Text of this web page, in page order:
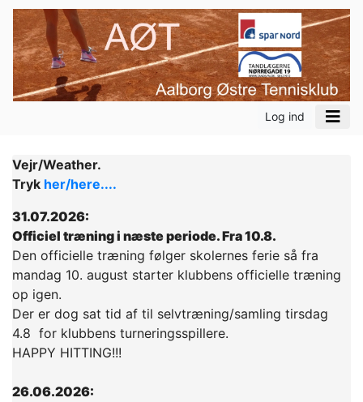
Log ind
Vejr/Weather.
Tryk her/here....
31.07.2026:
Officiel træning i næste periode. Fra 10.8.
Den officielle træning følger skolernes ferie så fra
mandag 10. august starter klubbens officielle træning
op igen.
Der er dog sat tid af til selvtræning/samling tirsdag
4.8 for klubbens turneringsspillere.
HAPPY HITTING!!!
26.06.2026: